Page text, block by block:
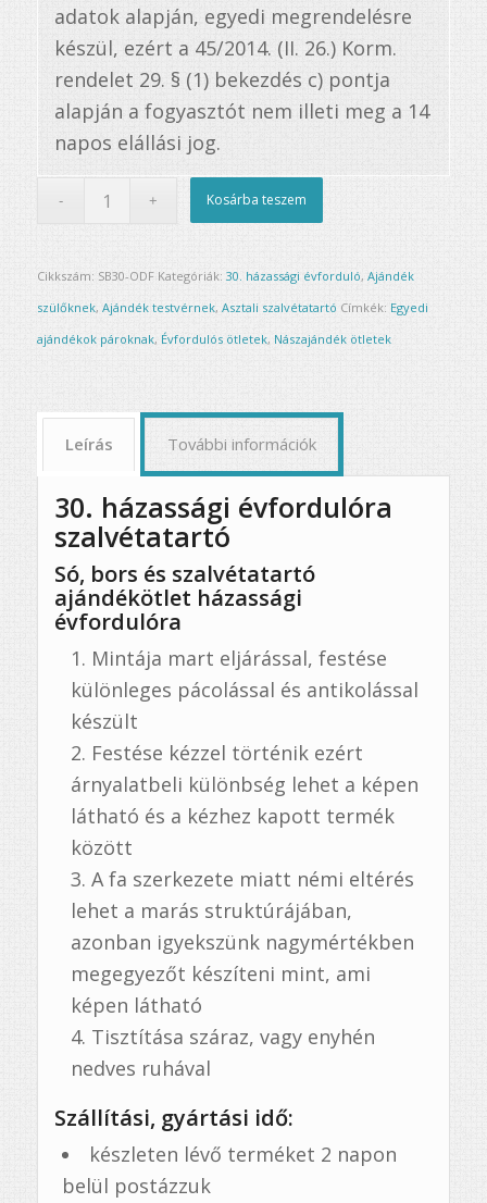
adatok alapján, egyedi megrendelésre
készül, ezért a 45/2014. (II. 26.) Korm.
rendelet 29. § (1) bekezdés c) pontja
alapján a fogyasztót nem illeti meg a 14
napos elállási jog.
Kosárba teszem
Cikkszám: SB30-ODF Kategóriák: 30. házassági évforduló, Ajándék
szülőknek, Ajándék testvérnek, Asztali szalvétatartó Címkék: Egyedi
ajándékok pároknak, Évfordulós ötletek, Nászajándék ötletek
Leírás További információk
30. házassági évfordulóra
szalvétatartó
Só, bors és szalvétatartó
ajándékötlet házassági
évfordulóra
Mintája mart eljárással, festése
különleges pácolással és antikolással
készült
Festése kézzel történik ezért
árnyalatbeli különbség lehet a képen
látható és a kézhez kapott termék
között
A fa szerkezete miatt némi eltérés
lehet a marás struktúrájában,
azonban igyekszünk nagymértékben
megegyezőt készíteni mint, ami
képen látható
Tisztítása száraz, vagy enyhén
nedves ruhával
Szállítási, gyártási idő:
készleten lévő terméket 2 napon
belül postázzuk